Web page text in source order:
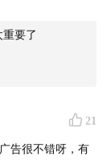
专业的播客经
让好内容的
日谈官方邮
要了
21
告很不错呀，有